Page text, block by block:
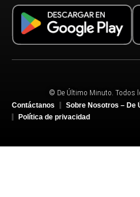
© De Último Minuto. Todos
Contáctanos
Sobre Nosotros – De
Política de privacidad